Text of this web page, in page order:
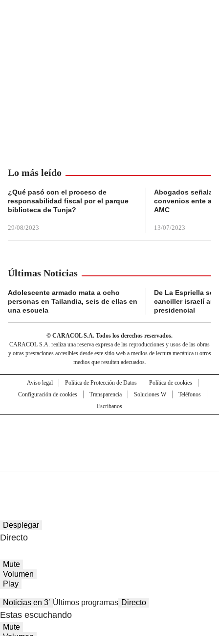
Lo más leído
¿Qué pasó con el proceso de
responsabilidad fiscal por el parque
biblioteca de Tunja?
29/08/2023
Abogados
convenios ente
AMC
13/07/2023
Últimas Noticias
Adolescente armado mata a ocho
personas en Tailandia, seis de ellas en
una escuela
De La Espriella se
canciller israelí
presidencial
© CARACOL S.A. Todos los derechos reservados.
CARACOL S.A. realiza una reserva expresa de las reproducciones y usos de las obras
y otras prestaciones accesibles desde este sitio web a medios de lectura mecánica u otros
medios que resulten adecuados.
Aviso legal Política de Protección de Datos
Política de cookies
Configuración de cookies
Transparencia Soluciones W
Teléfonos
Escríbanos
Desplegar
Directo
Mute
Volumen
Play
Noticias en 3′ Últimos programas Directo
Estas escuchando
Mute